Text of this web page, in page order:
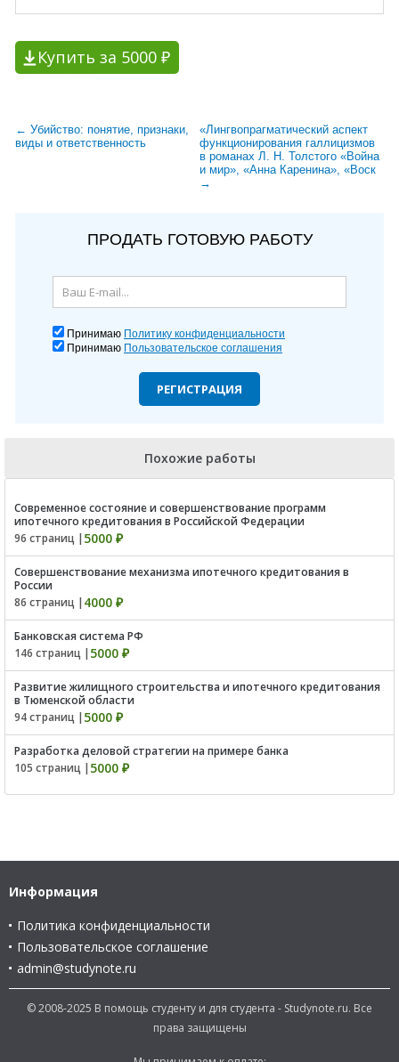
Купить за 5000 ₽
← Убийство: понятие, признаки,
виды и ответственность
«Лингвопрагматический аспект
функционирования галлицизмов
в романах Л. Н. Толстого «Война
и мир», «Анна Каренина», «Воск
→
ПРОДАТЬ ГОТОВУЮ РАБОТУ
Принимаю Политику конфиденциальности
Принимаю Пользовательское соглашения
РЕГИСТРАЦИЯ
Похожие работы
Современное состояние и совершенствование программ
ипотечного кредитования в Российской Федерации
96 страниц | 5000 ₽
Совершенствование механизма ипотечного кредитования в
России
86 страниц | 4000 ₽
Банковская система РФ
146 страниц | 5000 ₽
Развитие жилищного строительства и ипотечного кредитования
в Тюменской области
94 страниц | 5000 ₽
Разработка деловой стратегии на примере банка
105 страниц | 5000 ₽
Информация
Политика конфиденциальности
Пользовательское соглашение
admin@studynote.ru
© 2008-2025 В помощь студенту и для студента - Studynote.ru. Все
права защищены